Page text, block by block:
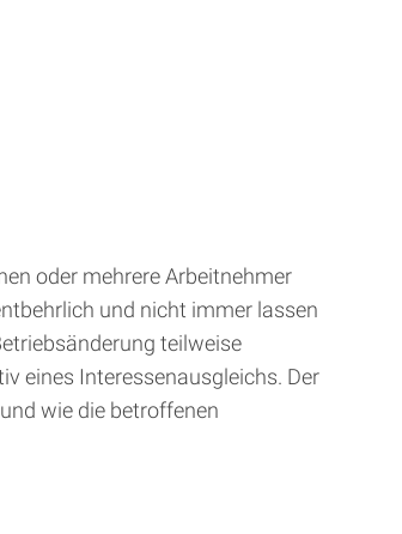
oder mehrere Arbeitnehmer
und nicht immer lassen
teilweise
eines Interessenausgleichs. Der
wie die betroffenen